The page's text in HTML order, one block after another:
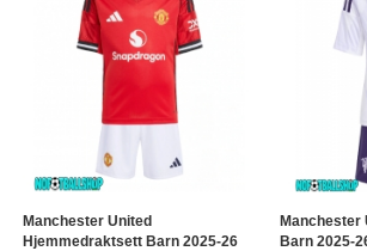
Manchester United
Hjemmedraktsett Barn 2025-26
Barn 2025-